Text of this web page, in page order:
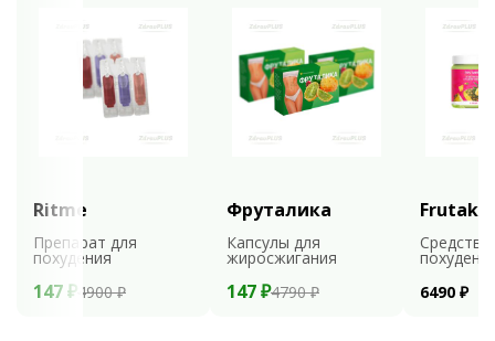
Ritme
Препарат для
похудения
147 ₽ 4900 ₽
Фруталика
Капсулы для
жиросжигания
147 ₽4790 ₽
6490 ₽